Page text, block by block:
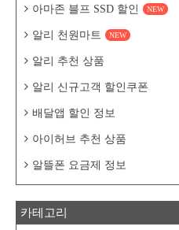
아마존 블프 SSD 할인 NEW
알리 천원마트 NEW
알리 추천 상품
알리 신규고객 할인쿠폰
배달앱 할인 정보
아이허브 추천 상품
알뜰폰 요금제 정보
카테고리